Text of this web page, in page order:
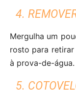
4.
Mergulha um
rosto para retirar
à prova-de-água.
5.